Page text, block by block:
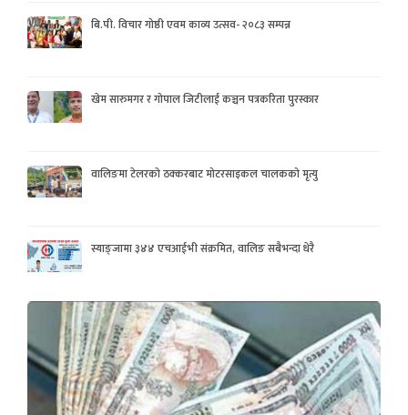
बि.पी. विचार गोष्ठी एवम काव्य उत्सव- २०८३ सम्पन्न
खेम सारुमगर र गोपाल जिटीलाई कञ्चन पत्रकरिता पुरस्कार
वालिङमा टेलरको ठक्करबाट मोटरसाइकल चालकको मृत्यु
स्याङ्जामा ३४४ एचआईभी संक्रमित, वालिङ सबैभन्दा धेरै